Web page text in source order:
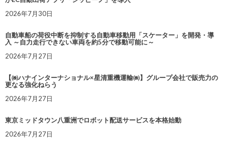
2026年7月30日
自動車船の荷役中断を抑制する自動車移動用「スケーター」を開発・導
入 ～自力走行できない車両を約5分で移動可能に～
2026年7月27日
【㈱ハナインターナショナル×星清重機運輸㈱】グループ会社で販売力の
更なる強化ねらう
2026年7月27日
東京ミッドタウン八重洲でロボット配送サービスを本格始動
2026年7月27日